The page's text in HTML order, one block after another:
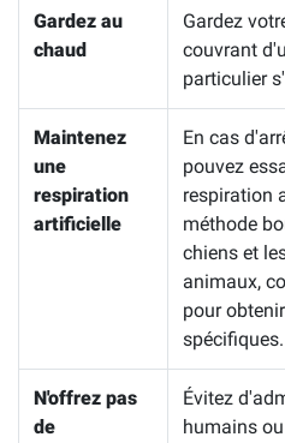
Gardez au
chaud
Gardez
couvrant
particulier
Maintenez
une
respiration
artificielle
En cas
pouvez
respiration
méthode
chiens et
animaux,
pour
spécifiques.
N'offrez pas
de
Évitez
humains